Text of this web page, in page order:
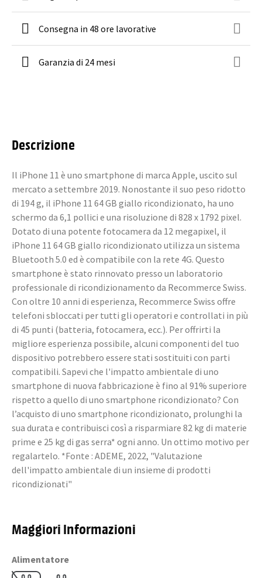
Consegna in 48 ore lavorative
Garanzia di 24 mesi
Descrizione
Il iPhone 11 è uno smartphone di marca Apple, uscito sul
mercato a settembre 2019. Nonostante il suo peso ridotto
di 194 g, il iPhone 11 64 GB giallo ricondizionato, ha uno
schermo da 6,1 pollici e una risoluzione di 828 x 1792 pixel.
Dotato di una potente fotocamera da 12 megapixel, il
iPhone 11 64 GB giallo ricondizionato utilizza un sistema
Bluetooth 5.0 ed è compatibile con la rete 4G. Questo
smartphone è stato rinnovato presso un laboratorio
professionale di ricondizionamento da Recommerce Swiss.
Con oltre 10 anni di esperienza, Recommerce Swiss offre
telefoni sbloccati per tutti gli operatori e controllati in più
di 45 punti (batteria, fotocamera, ecc.). Per offrirti la
migliore esperienza possibile, alcuni componenti del tuo
dispositivo potrebbero essere stati sostituiti con parti
compatibili. Sapevi che l'impatto ambientale di uno
smartphone di nuova fabbricazione è fino al 91% superiore
rispetto a quello di uno smartphone ricondizionato? Con
l’acquisto di uno smartphone ricondizionato, prolunghi la
sua durata e contribuisci così a risparmiare 82 kg di materie
prime e 25 kg di gas serra* ogni anno. Un ottimo motivo per
regalartelo. *Fonte : ADEME, 2022, "Valutazione
dell'impatto ambientale di un insieme di prodotti
ricondizionati"
Maggiori Informazioni
Alimentatore